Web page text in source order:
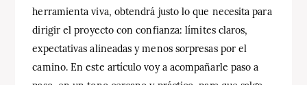
herramienta viva, obtendrá justo lo que necesita para
dirigir el proyecto con confianza: límites claros,
expectativas alineadas y menos sorpresas por el
camino. En este artículo voy a acompañarle paso a